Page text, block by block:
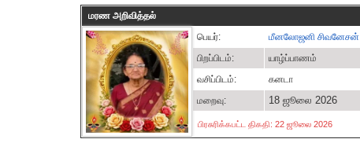
மரண அறிவித்தல்
பெயர்:
மீனலோஜனி சிவனேசன்
பிறப்பிடம்:
யாழ்ப்பாணம்
வசிப்பிடம்:
கனடா
மறைவு:
18 ஜூலை 2026
பிரசுரிக்கபட்ட திகதி: 22 ஜூலை 2026